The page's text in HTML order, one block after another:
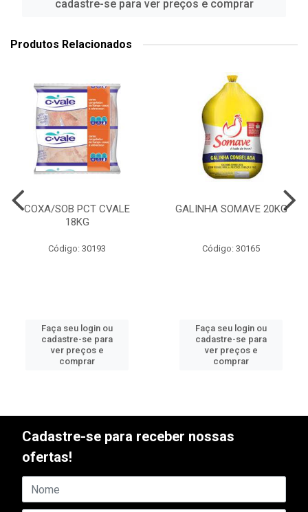
cadastre-se para ver preços e comprar
Produtos Relacionados
COXA/SOB PCT CVALE
18KG
Código: 30193
Faça seu login ou
cadastre-se para
ver preços e
comprar
GALINHA SOMAVE 20KG
Código: 30165
Faça seu login ou
cadastre-se para
ver preços e
comprar
Cadastre-se para receber nossas
ofertas!